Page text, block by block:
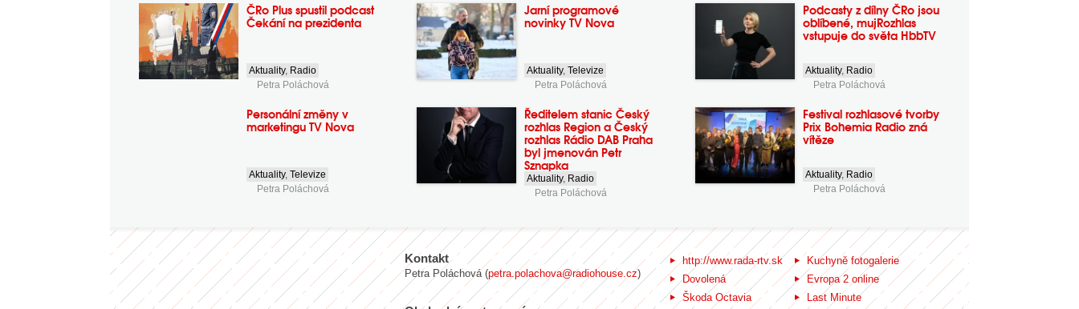
ČRo Plus spustil podcast
Čekání na prezidenta
Aktuality, Radio
Petra Poláchová
Jarní programové
novinky TV Nova
Aktuality,Televize
Petra Poláchová
Podcasty z dílny ČRo jsou
oblíbené, mujRozhlas
vstupuje do světa HbbTV
Aktuality, Radio
Petra Poláchová
Personální změny v
marketingu TV Nova
Aktuality,Televize
Petra Poláchová
Ředitelem stanic Český
rozhlas Region a Český
rozhlas Rádio DAB Praha
byl jmenován Petr
Sznapka
Aktuality, Radio
Petra Poláchová
Festival rozhlasové tvorby
Prix Bohemia Radio zná
vítěze
Aktuality, Radio
Petra Poláchová
Kontakt
Petra Poláchová (petra.polachova@radiohouse.cz)
http://www.rada-rtv.sk
Kuchyně fotogalerie
Dovolená
Evropa 2 online
Škoda Octavia
Last Minute